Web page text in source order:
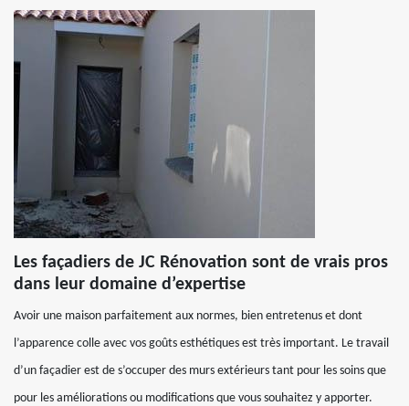
Les façadiers de JC Rénovation sont de vrais pros
dans leur domaine d’expertise
Avoir une maison parfaitement aux normes, bien entretenus et dont
l’apparence colle avec vos goûts esthétiques est très important. Le travail
d’un façadier est de s’occuper des murs extérieurs tant pour les soins que
pour les améliorations ou modifications que vous souhaitez y apporter.